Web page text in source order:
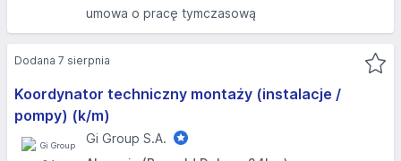
umowa o pracę tymczasową
Koordynator techniczny montaży (instalacje /
pompy) (k/m)
Gi Group S.A.
Dodana 7 sierpnia